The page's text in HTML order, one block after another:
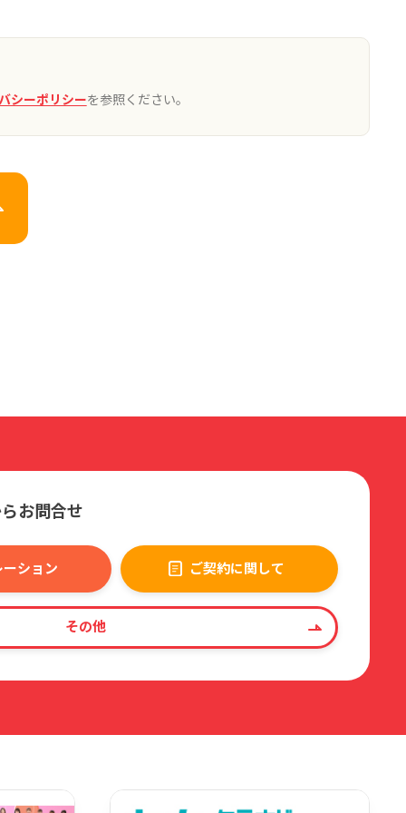
ービス案内を行う第三者による料金案内をご
シーポリシーを参照ください。
お問合せ
ション ご契約に関して
その他